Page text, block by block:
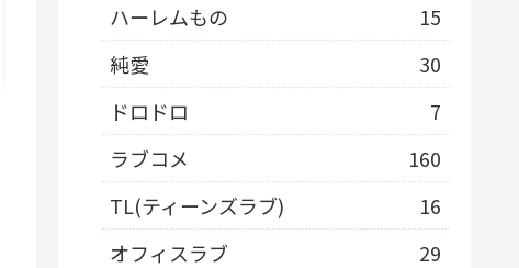
ハーレムもの
15
純愛
30
ドロドロ
7
ラブコメ
160
TL(ティーンズラブ)
16
オフィスラブ
29